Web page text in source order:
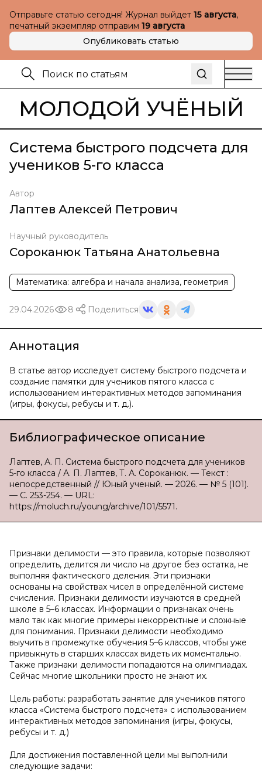
Отправьте статью сегодня! Журнал выйдет 15 августа,
печатный экземпляр отправим 19 августа
Опубликовать статью
МОЛОДОЙ УЧЁНЫЙ
Система быстрого подсчета для
учеников 5-го класса
Автор
Лаптев Алексей Петрович
Научный руководитель
Сороканюк Татьяна Анатольевна
Математика: алгебра и начала анализа, геометрия
29.04.2026 8 Поделиться
Аннотация
В статье автор исследует систему быстрого подсчета и
создание памятки для учеников пятого класса с
использованием интерактивных методов запоминания
(игры, фокусы, ребусы и т. д.).
Библиографическое описание
Лаптев, А. П. Система быстрого подсчета для учеников
5-го класса / А. П. Лаптев, Т. А. Сороканюк. — Текст :
непосредственный // Юный ученый. — 2026. — № 5 (101).
— С. 253-254. — URL:
https://moluch.ru/young/archive/101/5571.
Признаки делимости — это правила, которые позволяют
определить, делится ли число на другое без остатка, не
выполняя фактического деления. Эти признаки
основаны на свойствах чисел в определённой системе
счисления. Признаки делимости изучаются в средней
школе в 5–6 классах. Информации о признаках очень
мало так как многие примеры некорректные и сложные
для понимания. Признаки делимости необходимо
выучить в промежутке обучения 5–6 классов, чтобы уже
привыкнуть в старших классах видеть их моментально.
Также признаки делимости попадаются на олимпиадах.
Сейчас многие школьники просто не знают их.
Цель работы: разработать занятие для учеников пятого
класса «Система быстрого подсчета» с использованием
интерактивных методов запоминания (игры, фокусы,
ребусы и т. д.)
Для достижения поставленной цели мы выполнили
следующие задачи: